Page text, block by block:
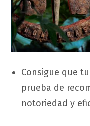
Consigue que tu
prueba de
notoriedad y